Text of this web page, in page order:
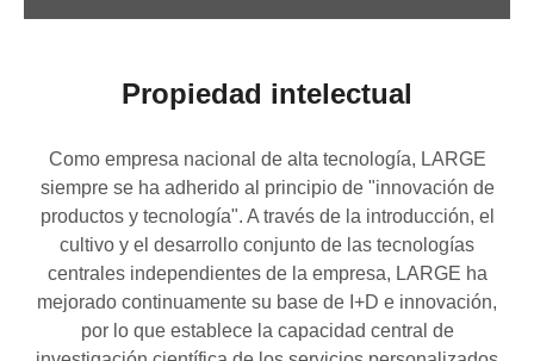
Propiedad intelectual
Como empresa nacional de alta tecnología, LARGE
siempre se ha adherido al principio de "innovación de
productos y tecnología". A través de la introducción, el
cultivo y el desarrollo conjunto de las tecnologías
centrales independientes de la empresa, LARGE ha
mejorado continuamente su base de I+D e innovación,
por lo que establece la capacidad central de